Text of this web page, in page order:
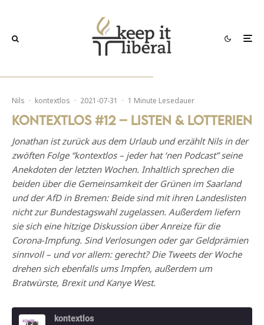
Nils · kontextlos · 2021-07-31 · 1 Minute Lesedauer
kontextlos #12 – Listen & Lotterien
Jonathan ist zurück aus dem Urlaub und erzählt Nils in der
zwöften Folge “kontextlos – jeder hat ‘nen Podcast” seine
Anekdoten der letzten Wochen. Inhaltlich sprechen die
beiden über die Gemeinsamkeit der Grünen im Saarland
und der AfD in Bremen: Beide sind mit ihren Landeslisten
nicht zur Bundestagswahl zugelassen. Außerdem liefern
sie sich eine hitzige Diskussion über Anreize für die
Corona-Impfung. Sind Verlosungen oder gar Geldprämien
sinnvoll – und vor allem: gerecht? Die Tweets der Woche
drehen sich ebenfalls ums Impfen, außerdem um
Bratwürste, Brexit und Kanye West.
kontextlos